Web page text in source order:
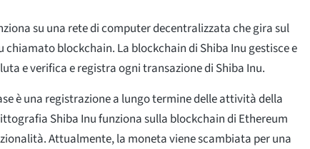
su una rete di computer decentralizzata che gira sul
chiamato blockchain. La blockchain di Shiba Inu gestisce e
e verifica e registra ogni transazione di Shiba Inu.
è una registrazione a lungo termine delle attività della
Shiba Inu funziona sulla blockchain di Ethereum
Attualmente, la moneta viene scambiata per una